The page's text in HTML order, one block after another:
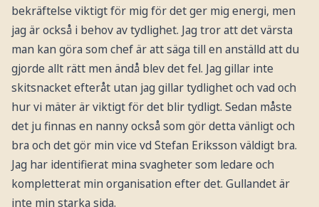
bekräftelse viktigt för mig för det ger mig energi, men
jag är också i behov av tydlighet. Jag tror att det värsta
man kan göra som chef är att säga till en anställd att du
gjorde allt rätt men ändå blev det fel. Jag gillar inte
skitsnacket efteråt utan jag gillar tydlighet och vad och
hur vi mäter är viktigt för det blir tydligt. Sedan måste
det ju finnas en nanny också som gör detta vänligt och
bra och det gör min vice vd Stefan Eriksson väldigt bra.
Jag har identifierat mina svagheter som ledare och
kompletterat min organisation efter det. Gullandet är
inte min starka sida.